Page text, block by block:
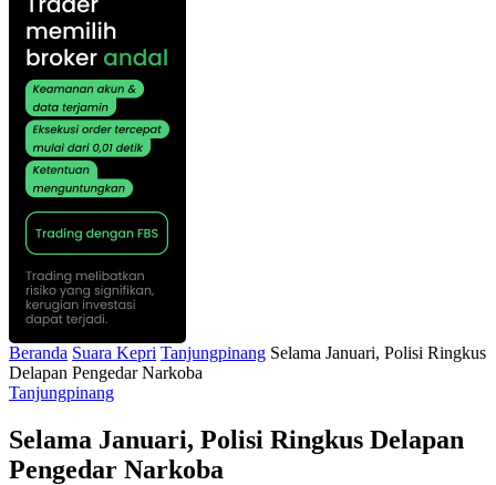
Beranda Suara Kepri Tanjungpinang Selama Januari, Polisi Ringkus
Delapan Pengedar Narkoba
Tanjungpinang
Selama Januari, Polisi Ringkus Delapan
Pengedar Narkoba